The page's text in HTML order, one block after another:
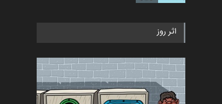
فراخوان رویداد کارگاهی کارتون و
اخبار 6 ماه قبل
تسلیت به همکار | سهراب خیری
اخبار 6 ماه قبل
اثر روز